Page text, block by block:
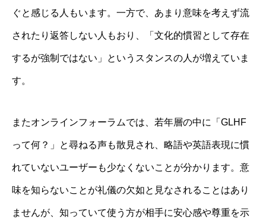
ぐと感じる人もいます。一方で、あまり意味を考えず流
されたり返答しない人もおり、「文化的慣習として存在
するが強制ではない」というスタンスの人が増えていま
す。
またオンラインフォーラムでは、若年層の中に「GLHF
って何？」と尋ねる声も散見され、略語や英語表現に慣
れていないユーザーも少なくないことが分かります。意
味を知らないことが礼儀の欠如と見なされることはあり
ませんが、知っていて使う方が相手に安心感や尊重を示